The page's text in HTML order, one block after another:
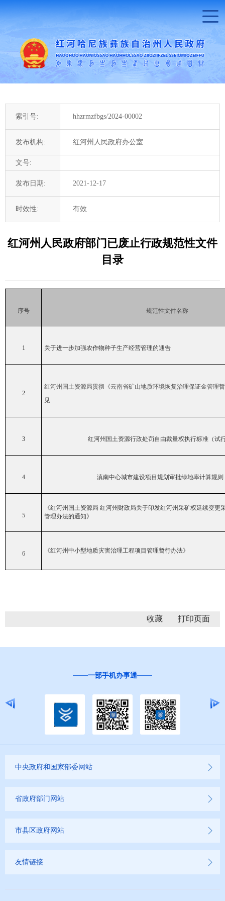
索引号: hhzrmzfbgs/2024-00002
发布机构: 红河州人民政府办公室
文号:
发布日期: 2021-12-17
时效性: 有效
红河州人民政府部门已废止行政规范性文件
目录
序号 规范性文件名称
1 关于进一步加强农作物种子生产经营管理的通告
2
红河州国土资源局贯彻《云南省矿山地质环境恢复治理保证金管理
见
3 红河州国土资源行政处罚自由裁量权执行标准（试
4 滇南中心城市建设项目规划审批绿地率计算规则
5
《红河州国土资源局 红河州财政局关于印发红河州采矿权延续变更
管理办法的通知》
6 《红河州中小型地质灾害治理工程项目管理暂行办法》
收藏
一部手机办事通
中央政府和国家部委网站
省政府部门网站
市县区政府网站
友情链接